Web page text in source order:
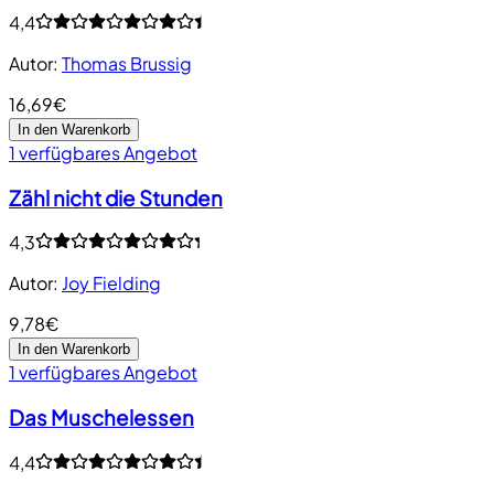
4,4
Autor: Thomas Brussig
16,69€
In den Warenkorb
1 verfügbares Angebot
Zähl nicht die Stunden
4,3
Autor: Joy Fielding
9,78€
In den Warenkorb
1 verfügbares Angebot
Das Muschelessen
4,4